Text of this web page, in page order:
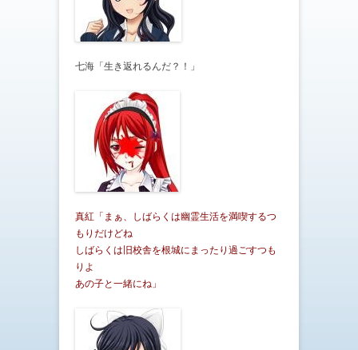
七海「生き返れるんだ？！」
真紅「まぁ、しばらくは幽霊生活を満喫するつ
もりだけどね
しばらくは旧校舎を根城にまったり過ごすつも
りよ
あの子と一緒にね」